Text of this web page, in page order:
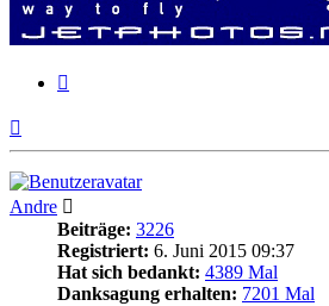
oben
Andre
Beiträge: 3226
Registriert: 6. Juni 2015 09:37
Hat sich bedankt: 4389 Mal
Danksagung erhalten: 7201 Mal